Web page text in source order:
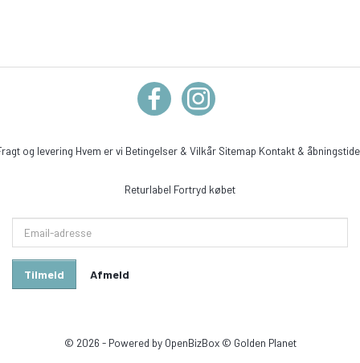
og levering Hvem er vi Betingelser & Vilkår Sitemap Kontakt &
Returlabel Fortryd købet
adresse
Tilmeld Afmeld
© 2026 - Powered by OpenBizBox© Golden Planet